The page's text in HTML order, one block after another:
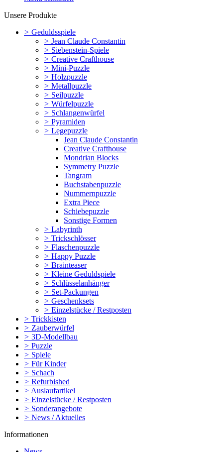
Unsere Produkte
> Geduldsspiele
> Jean Claude Constantin
> Siebenstein-Spiele
> Creative Crafthouse
> Mini-Puzzle
> Holzpuzzle
> Metallpuzzle
> Seilpuzzle
> Würfelpuzzle
> Schlangenwürfel
> Pyramiden
> Legepuzzle
Jean Claude Constantin
Creative Crafthouse
Mondrian Blocks
Symmetry Puzzle
Tangram
Buchstabenpuzzle
Nummernpuzzle
Extra Piece
Schiebepuzzle
Sonstige Formen
> Labyrinth
> Trickschlösser
> Flaschenpuzzle
> Happy Puzzle
> Brainteaser
> Kleine Geduldspiele
> Schlüsselanhänger
> Set-Packungen
> Geschenksets
> Einzelstücke / Restposten
> Trickkisten
> Zauberwürfel
> 3D-Modellbau
> Puzzle
> Spiele
> Für Kinder
> Schach
> Refurbished
> Auslaufartikel
> Einzelstücke / Restposten
> Sonderangebote
> News / Aktuelles
Informationen